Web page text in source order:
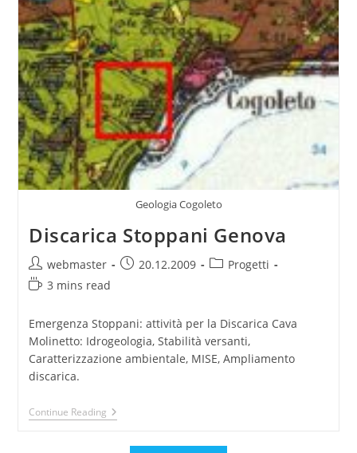
Geologia Cogoleto
Discarica Stoppani Genova
Post
author:
webmaster
Post20.12.2009
PostProgetti
Reading
3 mins read
Emergenza Stoppani: attività per la Discarica Cava
Molinetto: Idrogeologia, Stabilità versanti,
Caratterizzazione ambientale, MISE, Ampliamento
discarica.
Continue ReadingDiscarica
Stoppani